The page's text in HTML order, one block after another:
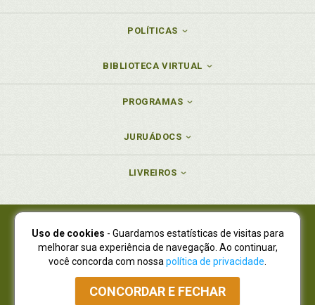
POLÍTICAS
BIBLIOTECA VIRTUAL
PROGRAMAS
JURUÁDOCS
LIVREIROS
Juruá Editora Ltda., CNPJ 77.535.508/0001-19
Juruá Informática Ltda., CNPJ 01.701.561/0001-80
NOVO ENDEREÇO:R. Flávio Dallegrave, 7665, São Lourenço |
Curitiba - Paraná - CEP 82210-310
Atendimento: (41) 4009-3900|Vendas Atacado: (41) 4009-3939
Uso de cookies - Guardamos estatísticas de visitas para
melhorar sua experiência de navegação. Ao continuar,
você concorda com nossa política de privacidade
CONCORDAR E FECHAR